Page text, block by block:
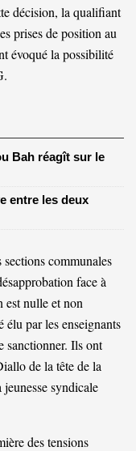
décision, la qualifiant
prises de position au
évoqué la possibilité
Bah réagît sur le
entre les deux
sections communales
face à
est nulle et non
élu par les enseignants
sanctionner. Ils ont
de la tête de la
syndicale
des tensions